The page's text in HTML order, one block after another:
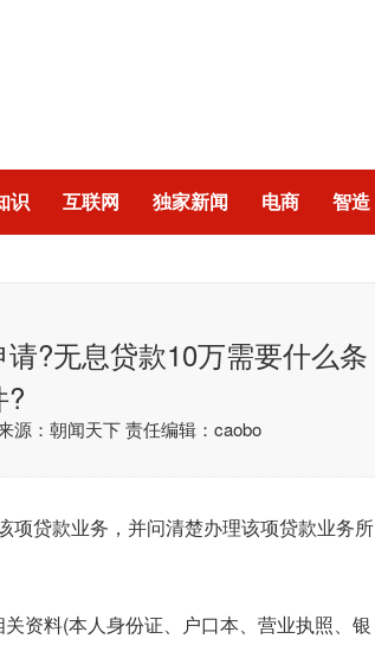
识 互联网 独家新闻 电商 智造
?无息贷款10万需要什么条
?
源：朝闻天下责任编辑：caobo
项贷款业务，并问清楚办理该项贷款业务所
资料(本人身份证、户口本、营业执照、银